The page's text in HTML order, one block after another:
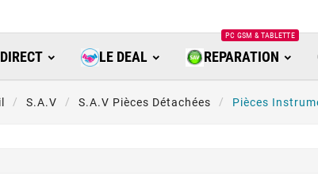
LE DEAL REPARATION
PC GSM & TABLETTE
S.A.V S.A.V Pièces Détachées Pièces